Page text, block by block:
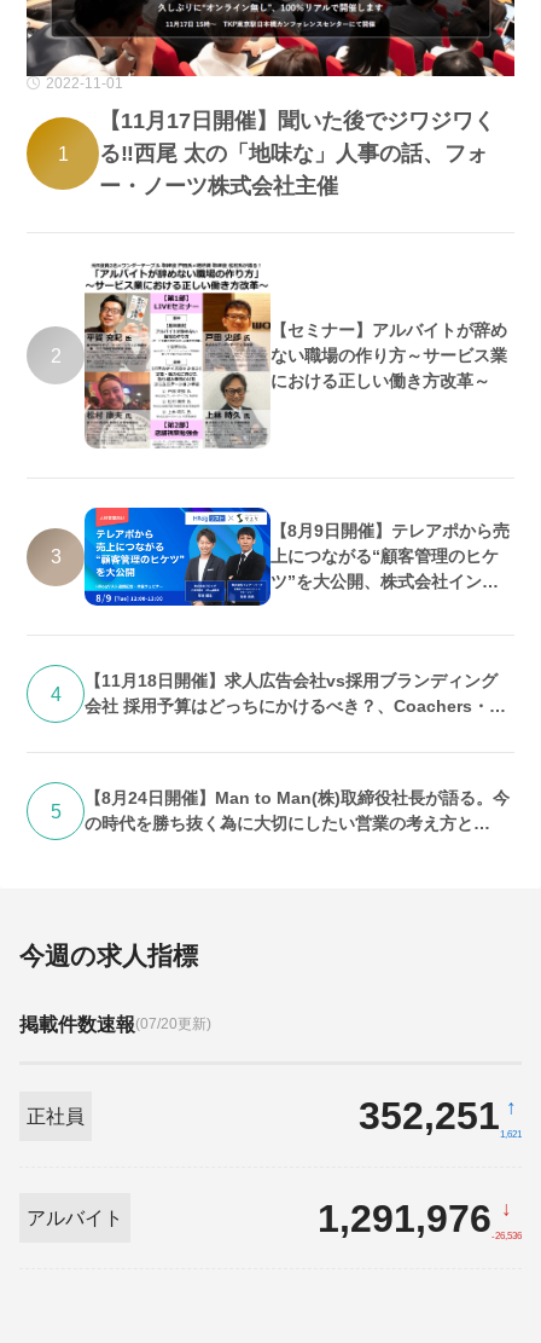
2022-11-01
1
【11月17日開催】聞いた後でジワジワく
る‼西尾 太の「地味な」人事の話、フォ
ー・ノーツ株式会社主催
2
【セミナー】アルバイトが辞め
ない職場の作り方～サービス業
における正しい働き方改革～
3
【8月9日開催】テレアポから売
上につながる“顧客管理のヒケ
ツ”を大公開、株式会社インタ
催
4
【11月18日開催】求人広告会社vs採用ブランディング
会社 採用予算はどっちにかけるべき？、Coachers・株
5
【8月24日開催】Man to Man(株)取締役社長が語る。今
の時代を勝ち抜く為に大切にしたい営業の考え方と
今週の求人指標
掲載件数速報(07/20更新)
正社員 352,251 ↑
1,621
アルバイト 1,291,976 ↓
-26,536